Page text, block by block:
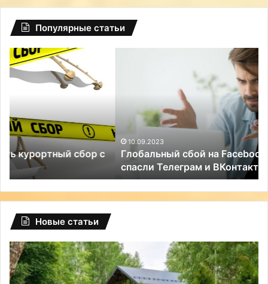
Популярные статьи
Глобальный
сбой
на
РФ
спасли
Телеграм
и
ВКонтакте
10.09.2023
Глобальный сбой на Facebook: туриндустрию РФ
спасли Телеграм и ВКонтакте
5-
ти
Новые статьи